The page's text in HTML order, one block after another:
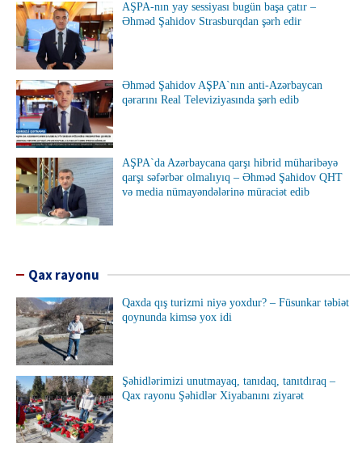
AŞPA-nın yay sessiyası bugün başa çatır –
Əhməd Şahidov Strasburqdan şərh edir
Əhməd Şahidov AŞPA`nın anti-Azərbaycan
qərarını Real Televiziyasında şərh edib
AŞPA`da Azərbaycana qarşı hibrid müharibəyə
qarşı səfərbər olmalıyıq – Əhməd Şahidov QHT
və media nümayəndələrinə müraciət edib
Qax rayonu
Qaxda qış turizmi niyə yoxdur? – Füsunkar təbiət
qoynunda kimsə yox idi
Şəhidlərimizi unutmayaq, tanıdaq, tanıtdıraq –
Qax rayonu Şəhidlər Xiyabanını ziyarət